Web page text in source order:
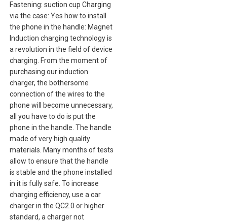
Fastening: suction cup Charging
via the case: Yes how to install
the phone in the handle: Magnet
Induction charging technology is
a revolution in the field of device
charging. From the moment of
purchasing our induction
charger, the bothersome
connection of the wires to the
phone will become unnecessary,
all you have to do is put the
phone in the handle. The handle
made of very high quality
materials. Many months of tests
allow to ensure that the handle
is stable and the phone installed
in it is fully safe. To increase
charging efficiency, use a car
charger in the QC2.0 or higher
standard, a charger not